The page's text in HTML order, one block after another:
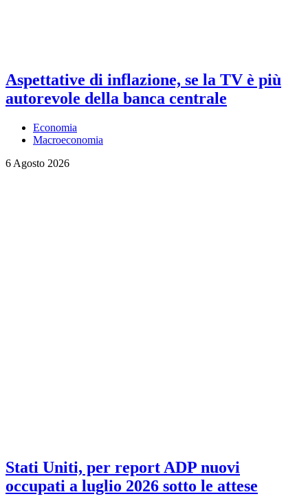
Aspettative di inflazione, se la TV è più
autorevole della banca centrale
Economia
Macroeconomia
6 Agosto 2026
Stati Uniti, per report ADP nuovi
occupati a luglio 2026 sotto le attese